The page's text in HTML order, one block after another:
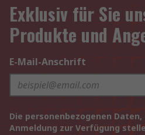
Exklusiv für Sie
Produkte und
E-Mail-Anschrift
Die personenbezogenen Daten,
Anmeldung zur Verfügung